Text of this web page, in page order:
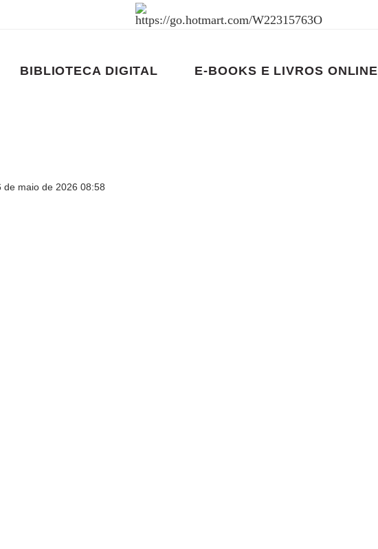
BIBLIOTECA DIGITAL E-BOOKS E LIVROS ONLINE
de maio de 2026 08:58